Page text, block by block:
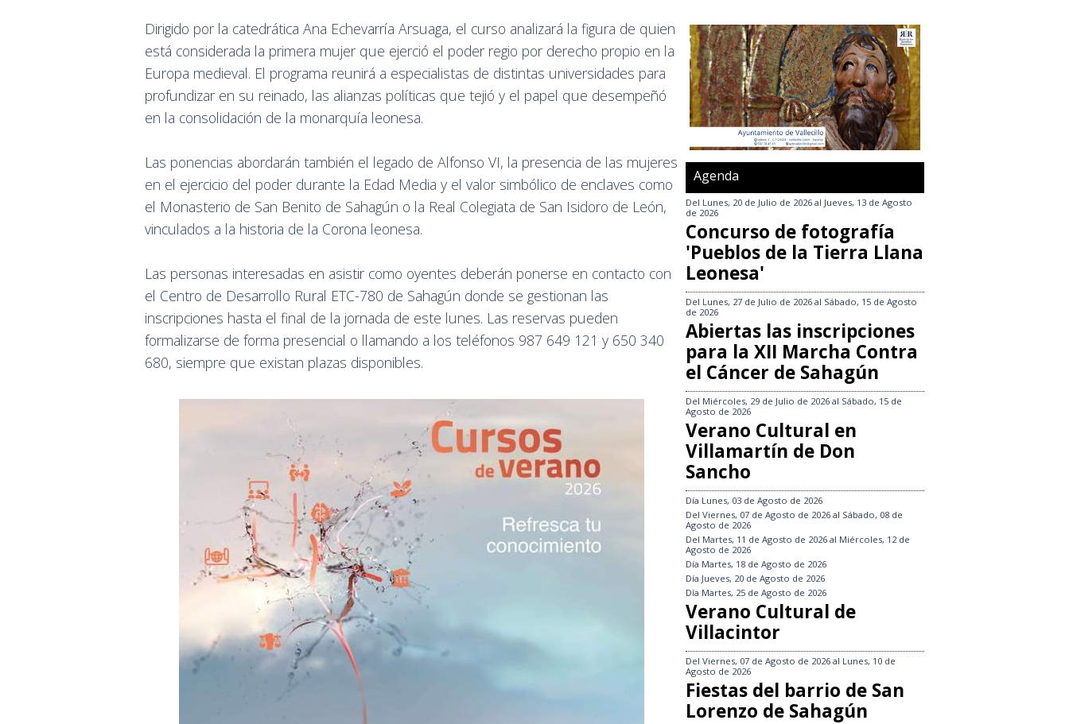
Dirigido por la catedrática Ana Echevarría Arsuaga, el curso analizará la figura de quien
está considerada la primera mujer que ejerció el poder regio por derecho propio en la
Europa medieval. El programa reunirá a especialistas de distintas universidades para
profundizar en su reinado, las alianzas políticas que tejió y el papel que desempeñó
en la consolidación de la monarquía leonesa.
Las ponencias abordarán también el legado de Alfonso VI, la presencia de las mujeres
en el ejercicio del poder durante la Edad Media y el valor simbólico de enclaves como
el Monasterio de San Benito de Sahagún o la Real Colegiata de San Isidoro de León,
vinculados a la historia de la Corona leonesa.
Las personas interesadas en asistir como oyentes deberán ponerse en contacto con
el Centro de Desarrollo Rural ETC-780 de Sahagún donde se gestionan las
inscripciones hasta el final de la jornada de este lunes. Las reservas pueden
formalizarse de forma presencial o llamando a los teléfonos 987 649 121 y 650 340
680, siempre que existan plazas disponibles.
Agenda
Del Lunes, 20 de Julio de 2026 al Jueves, 13 de Agosto
de 2026
Concurso de fotografía
'Pueblos de la Tierra Llana
Leonesa'
Del Lunes, 27 de Julio de 2026 al Sábado, 15 de Agosto
de 2026
Abiertas las inscripciones
para la XII Marcha Contra
el Cáncer de Sahagún
Del Miércoles, 29 de Julio de 2026 al Sábado, 15 de
Agosto de 2026
Verano Cultural en
Villamartín de Don
Sancho
Día Lunes, 03 de Agosto de 2026
Del Viernes, 07 de Agosto de 2026 al Sábado, 08 de
Agosto de 2026
Del Martes, 11 de Agosto de 2026 al Miércoles, 12 de
Agosto de 2026
Día Martes, 18 de Agosto de 2026
Día Jueves, 20 de Agosto de 2026
Día Martes, 25 de Agosto de 2026
Verano Cultural de
Villacintor
Del Viernes, 07 de Agosto de 2026 al Lunes, 10 de
Agosto de 2026
Fiestas del barrio de San
Lorenzo de Sahagún